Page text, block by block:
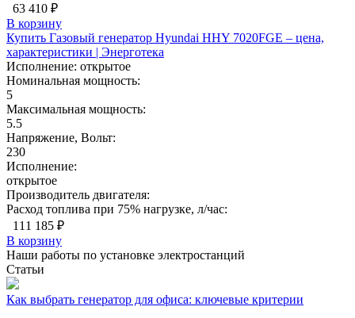
63 410 ₽
В корзину
Купить Газовый генератор Hyundai HHY 7020FGE – цена,
характеристики | Энерготека
Исполнение: открытое
Номинальная мощность:
5
Максимальная мощность:
5.5
Напряжение, Вольт:
230
Исполнение:
открытое
Производитель двигателя:
Расход топлива при 75% нагрузке, л/час:
111 185 ₽
В корзину
Наши работы по установке электростанций
Статьи
Как выбрать генератор для офиса: ключевые критерии